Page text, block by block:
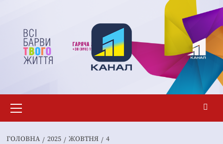
вмісту
меню
ГОЛОВНА 2025 ЖОВТНЯ 4